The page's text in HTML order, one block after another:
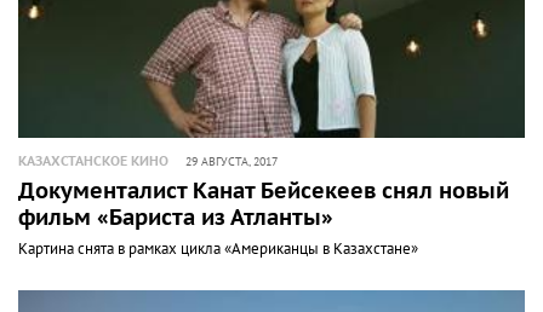
КАЗАХСТАНСКОЕ КИНО 29 АВГУСТА, 2017
Документалист Канат Бейсекеев снял новый
фильм «Бариста из Атланты»
Картина снята в рамках цикла «Американцы в Казахстане»